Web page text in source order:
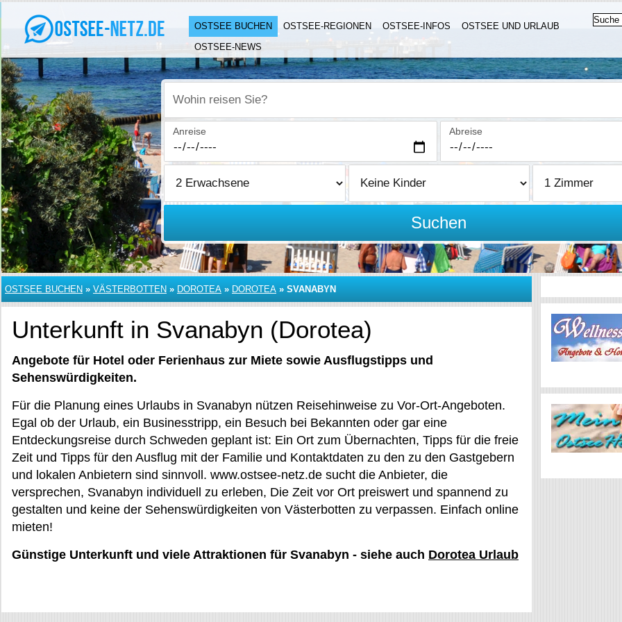
OSTSEE BUCHEN OSTSEE-REGIONEN OSTSEE-INFOS
OSTSEE UND URLAUB
OSTSEE-NEWS
Wohin reisen Sie?
Anreise Abreise
Suchen
OSTSEE BUCHEN » VÄSTERBOTTEN » DOROTEA » DOROTEA » SVANABYN
Unterkunft in Svanabyn (Dorotea)
Angebote für Hotel oder Ferienhaus zur Miete sowie Ausflugstipps und
Sehenswürdigkeiten.
Für die Planung eines Urlaubs in Svanabyn nützen Reisehinweise zu Vor-Ort-Angeboten.
Egal ob der Urlaub, ein Businesstripp, ein Besuch bei Bekannten oder gar eine
Entdeckungsreise durch Schweden geplant ist: Ein Ort zum Übernachten, Tipps für die freie
Zeit und Tipps für den Ausflug mit der Familie und Kontaktdaten zu den zu den Gastgebern
und lokalen Anbietern sind sinnvoll. www.ostsee-netz.de sucht die Anbieter, die
versprechen, Svanabyn individuell zu erleben, Die Zeit vor Ort preiswert und spannend zu
gestalten und keine der Sehenswürdigkeiten von Västerbotten zu verpassen. Einfach online
mieten!
Günstige Unterkunft und viele Attraktionen für Svanabyn - siehe auch Dorotea Urlaub